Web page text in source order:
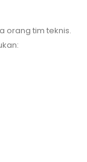
orang tim teknis.